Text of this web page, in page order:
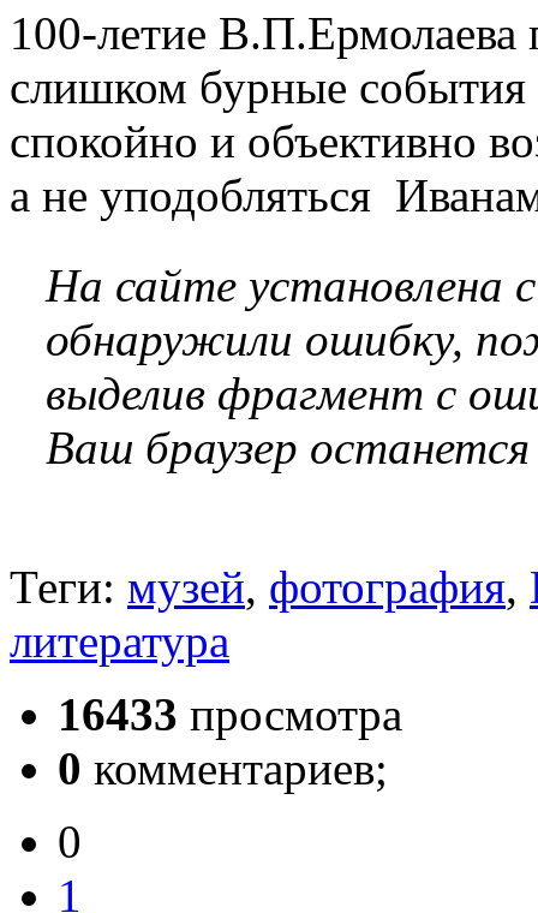
100-летие
слишком бурные
спокойно и объективно
а не уподобляться
На сайте установлена
обнаружили ошибку,
выделив фрагмент с
Ваш браузер
Теги: музей, фотография,
литература
16433 просмотра
0 комментариев;
0
1